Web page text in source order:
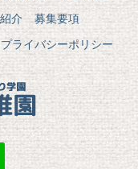
介
募集要項
プライバシーポリシー